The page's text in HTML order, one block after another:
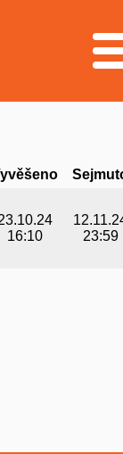
16:10
23:59